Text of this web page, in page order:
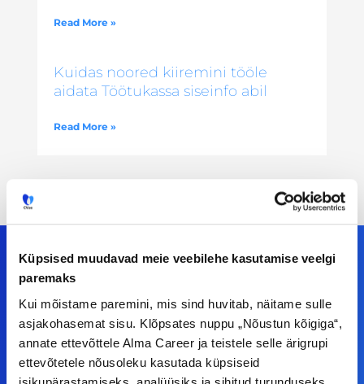
Küpsised muudavad meie veebilehe kasutamise veelgi
paremaks
Kui mõistame paremini, mis sind huvitab, näitame sulle
asjakohasemat sisu. Klõpsates nuppu „Nõustun kõigiga“,
annate ettevõttele Alma Career ja teistele selle ärigrupi
ettevõtetele nõusoleku kasutada küpsiseid
Read More »
Kuidas noored kiiremini tööle
aidata Töötukassa siseinfo abil
Read More »
Meiega leiad!
Tööelublogi.ee lehelt leiad kõik vajaliku, et olla
kursis tööturu uudistega. Kui sul on